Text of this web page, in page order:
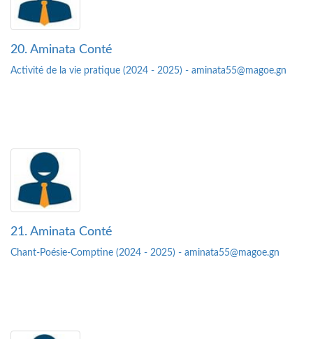
20. Aminata Conté
Activité de la vie pratique (2024 - 2025) - aminata55@magoe.gn
21. Aminata Conté
Chant-Poésie-Comptine (2024 - 2025) - aminata55@magoe.gn